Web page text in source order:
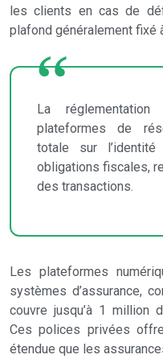
les clients en cas de
plafond généralement fixé
La
plateformes de
totale sur
obligations fiscales,
des transactions.
Les plateformes
systèmes d’assurance,
couvre jusqu’à 1 million
Ces polices privées
étendue que les